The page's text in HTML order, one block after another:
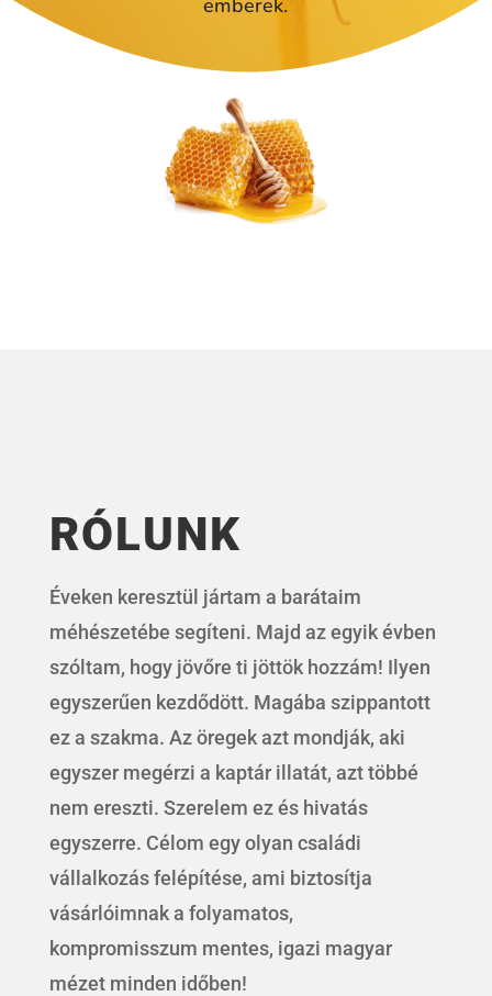
emberek.
RÓLUNK
Éveken keresztül jártam a barátaim
méhészetébe segíteni. Majd az egyik évben
szóltam, hogy jövőre ti jöttök hozzám! Ilyen
egyszerűen kezdődött. Magába szippantott
ez a szakma. Az öregek azt mondják, aki
egyszer megérzi a kaptár illatát, azt többé
nem ereszti. Szerelem ez és hivatás
egyszerre. Célom egy olyan családi
vállalkozás felépítése, ami biztosítja
vásárlóimnak a folyamatos,
kompromisszum mentes, igazi magyar
mézet minden időben!